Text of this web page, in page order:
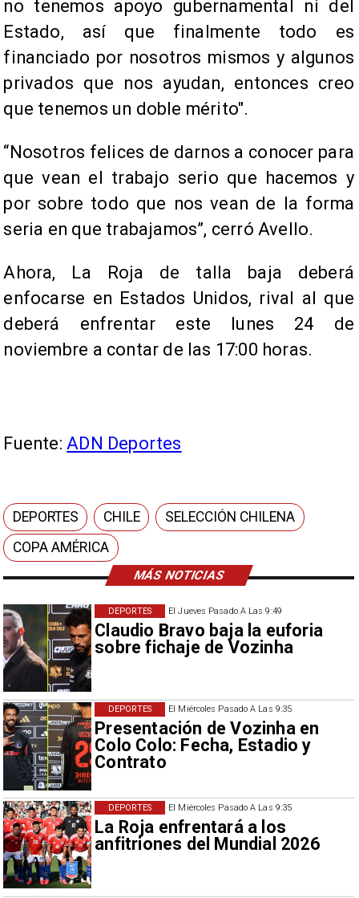
MÁS NOTICIAS
El Jueves Pasado A Las 9:49
Claudio Bravo baja la euforia
sobre fichaje de Vozinha
DEPORTES
El Miércoles Pasado A Las 9:35
Presentación de Vozinha en
Colo Colo: Fecha, Estadio y
Contrato
DEPORTES
El Miércoles Pasado A Las 9:35
La Roja enfrentará a los
anfitriones del Mundial 2026
DEPORTES
no tenemos apoyo gubernamental ni del
Estado, así que finalmente todo es
financiado por nosotros mismos y algunos
privados que nos ayudan, entonces creo
que tenemos un doble mérito".
“Nosotros felices de darnos a conocer para
que vean el trabajo serio que hacemos y
por sobre todo que nos vean de la forma
seria en que trabajamos”, cerró Avello.
Ahora, La Roja de talla baja deberá
enfocarse en Estados Unidos, rival al que
deberá enfrentar este lunes 24 de
noviembre a contar de las 17:00 horas.
Fuente:ADN Deportes
DEPORTES CHILE
SELECCIÓN CHILENA
COPA AMÉRICA